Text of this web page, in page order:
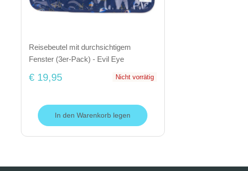
Reisebeutel mit durchsichtigem
Fenster (3er-Pack) - Evil Eye
€ 19,95 Nicht vorrätig
In den Warenkorb legen